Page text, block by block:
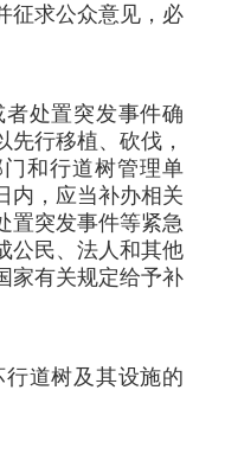
征求公众意见，必
处置突发事件确
行移植、砍伐，
和行道树管理单
内，应当补办相关
置突发事件等紧急
公民、法人和其他
家有关规定给予补
道树及其设施的